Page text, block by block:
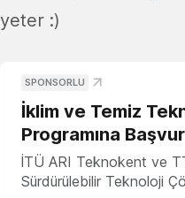
yeter :)
SPONSORLU
İklim ve Temiz
Programına Başvur
İTÜ ARI Teknokent ve
Sürdürülebilir Teknoloji